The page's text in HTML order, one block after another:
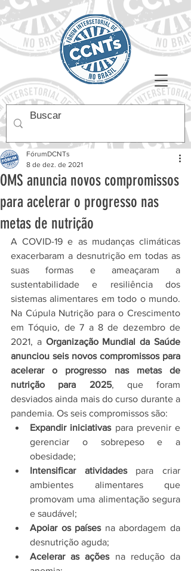
OMS anuncia novos compromissos
para acelerar o progresso nas
metas de nutrição
FórumDCNTs
8 de dez. de 2021
A COVID-19 e as mudanças climáticas
exacerbaram a desnutrição em todas as
suas formas e ameaçaram a
sustentabilidade e resiliência dos
sistemas alimentares em todo o mundo.
Na Cúpula Nutrição para o Crescimento
em Tóquio, de 7 a 8 de dezembro de
2021, a Organização Mundial da Saúde
anunciou seis novos compromissos para
acelerar o progresso nas metas de
nutrição para 2025, que foram
desviados ainda mais do curso durante a
pandemia. Os seis compromissos são:
Expandir iniciativas para prevenir e
gerenciar o sobrepeso e a
obesidade;
Intensificar atividades para criar
ambientes alimentares que
promovam uma alimentação segura
e saudável;
Apoiar os países na abordagem da
desnutrição aguda;
Acelerar as ações na redução da